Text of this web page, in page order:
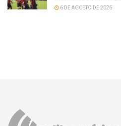
6 DE AGOSTO DE 2026